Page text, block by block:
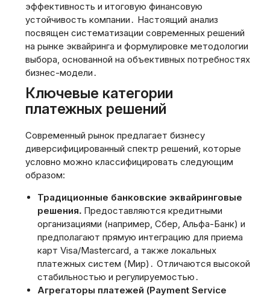
эффективность и итоговую финансовую
устойчивость компании․ Настоящий анализ
посвящен систематизации современных решений
на рынке эквайринга и формулировке методологии
выбора, основанной на объективных потребностях
бизнес-модели․
Ключевые категории
платежных решений
Современный рынок предлагает бизнесу
диверсифицированный спектр решений, которые
условно можно классифицировать следующим
образом:
Традиционные банковские эквайринговые
решения․ Предоставляются кредитными
организациями (например, Сбер, Альфа-Банк) и
предполагают прямую интеграцию для приема
карт Visa/Mastercard, а также локальных
платежных систем (Мир)․ Отличаются высокой
стабильностью и регулируемостью․
Агрегаторы платежей (Payment Service